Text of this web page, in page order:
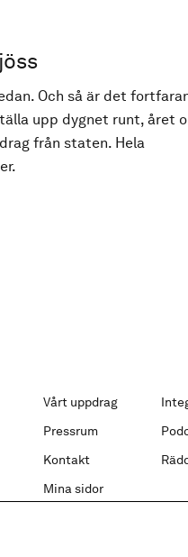
Och så är det
upp dygnet runt, året
från staten. Hela
Vårt uppdrag
Pressrum
Kontakt
Mina sidor